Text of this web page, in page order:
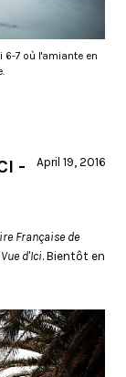
6-7 où l'amiante en
April 19, 2016
-
Française de
d'Ici. Bientôt en